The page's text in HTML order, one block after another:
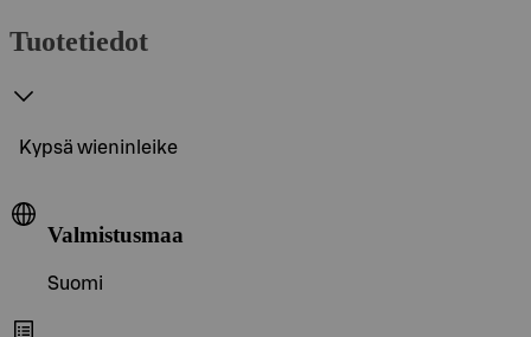
Tuotetiedot
Kypsä wieninleike
Valmistusmaa
Suomi